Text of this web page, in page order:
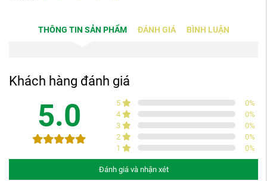
THÔNG TIN SẢN PHẨM ĐÁNH GIÁ BÌNH LUẬN
Khách hàng đánh giá
5.0 5 0%
4
0%
3
0%
2
0%
1
0%
Đánh giá và nhận xét